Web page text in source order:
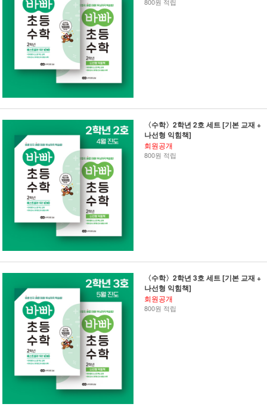
800원 적립
〈수학〉2학년 2호 세트 [기본 교재 +
나선형 익힘책]
회원공개
800원 적립
〈수학〉2학년 3호 세트 [기본 교재 +
나선형 익힘책]
회원공개
800원 적립